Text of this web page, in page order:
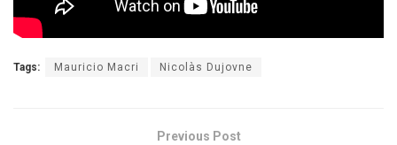
Tags: Mauricio Macri Nicolàs Dujovne
Previous Post